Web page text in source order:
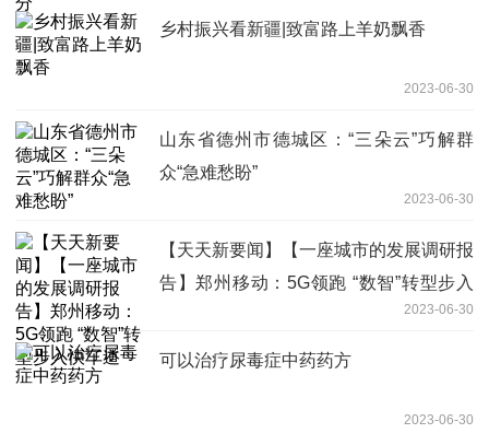
乡村振兴看新疆|致富路上羊奶飘香
2023-06-30
山东省德州市德城区：“三朵云”巧解群
众“急难愁盼”
2023-06-30
【天天新要闻】【一座城市的发展调研报
告】郑州移动：5G领跑 “数智”转型步入
2023-06-30
可以治疗尿毒症中药药方
2023-06-30